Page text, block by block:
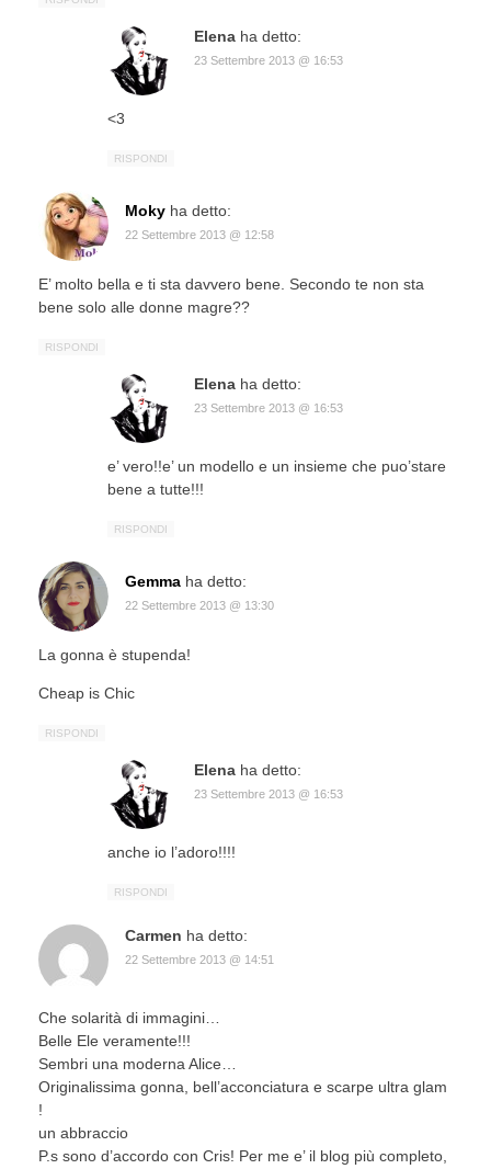
Elena ha detto:
23 Settembre 2013 @ 16:53
<3
RISPONDI
Moky ha detto:
22 Settembre 2013 @ 12:58
E’ molto bella e ti sta davvero bene. Secondo te non sta
bene solo alle donne magre??
RISPONDI
Elena ha detto:
23 Settembre 2013 @ 16:53
e’ vero!!e’ un modello e un insieme che puo’stare
bene a tutte!!!
RISPONDI
Gemma ha detto:
22 Settembre 2013 @ 13:30
La gonna è stupenda!
Cheap is Chic
RISPONDI
Elena ha detto:
23 Settembre 2013 @ 16:53
anche io l’adoro!!!!
RISPONDI
Carmen ha detto:
22 Settembre 2013 @ 14:51
Che solarità di immagini…
Belle Ele veramente!!!
Sembri una moderna Alice…
Originalissima gonna, bell’acconciatura e scarpe ultra glam
!
un abbraccio
P.s sono d’accordo con Cris! Per me e’ il blog più completo,